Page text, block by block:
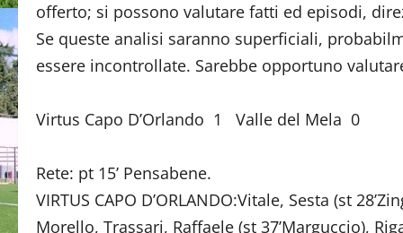
offerto; si possono valutare fatti ed episodi,
Se queste analisi saranno superficiali,
essere incontrollate. Sarebbe opportuno
Virtus Capo D’Orlando 1 Valle del Mela 0
Rete: pt 15’ Pensabene.
VIRTUS CAPO D’ORLANDO:Vitale, Sesta (st
Morello, Trassari, Raffaele (st 37’Marguccio),